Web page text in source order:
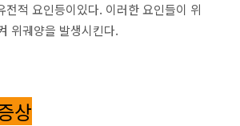
전적 요인등이있다. 이러한 요인들이 위
위궤양을 발생시킨다.
상